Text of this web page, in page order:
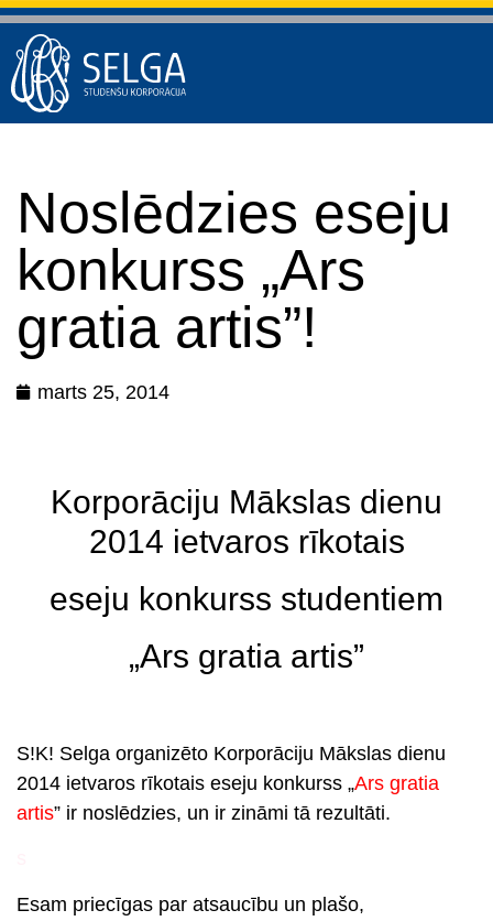
Noslēdzies eseju
konkurss „Ars
gratia artis”!
marts 25, 2014
Korporāciju Mākslas dienu
2014 ietvaros rīkotais
eseju konkurss studentiem
„Ars gratia artis”
S!K! Selga organizēto Korporāciju Mākslas dienu
2014 ietvaros rīkotais eseju konkurss „Ars gratia
artis” ir noslēdzies, un ir zināmi tā rezultāti.
Esam priecīgas par atsaucību un plašo,